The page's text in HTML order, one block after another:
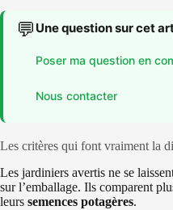
💬 Une question sur cet
Poser ma question en
Nous contacter
Les critères qui font vraiment la
Les jardiniers avertis ne se
sur l’emballage. Ils comparent
leurs semences potagères.